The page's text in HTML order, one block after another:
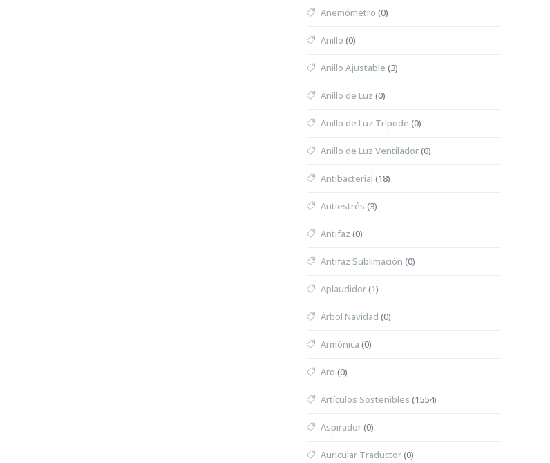
Anemómetro (0)
Anillo (0)
Anillo Ajustable (3)
Anillo de Luz (0)
Anillo de Luz Trípode (0)
Anillo de Luz Ventilador(0)
Antibacterial (18)
Antiestrés (3)
Antifaz (0)
Antifaz Sublimación (0)
Aplaudidor(1)
Árbol Navidad (0)
Armónica (0)
Aro (0)
Artículos Sostenibles (1554)
Aspirador(0)
Auricular Traductor(0)